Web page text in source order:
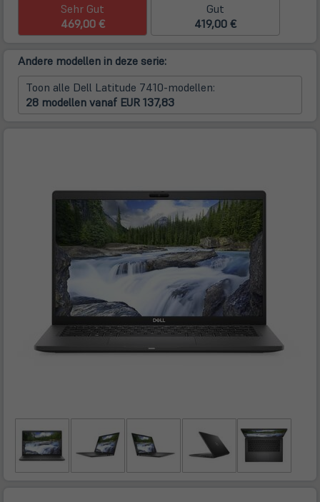
Sehr Gut
469,00 €
Gut
419,00 €
Andere modellen in deze serie:
Toon alle Dell Latitude 7410-modellen:
28 modellen vanaf EUR 137,83